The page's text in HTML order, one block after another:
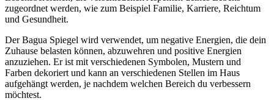
zugeordnet werden, wie zum Beispiel Familie,​ Karriere, Reichtum
und Gesundheit.
Der ‍Bagua ⁢Spiegel wird verwendet,⁤ um negative Energien,⁤ die ‌dein
Zuhause belasten können, abzuwehren und positive Energien
anzuziehen. Er ist ⁤mit‌ verschiedenen Symbolen, Mustern und⁣
Farben dekoriert ⁢und ​kann⁣ an verschiedenen ​Stellen im‍ Haus⁢
aufgehängt werden, je nachdem welchen Bereich du verbessern​
möchtest.